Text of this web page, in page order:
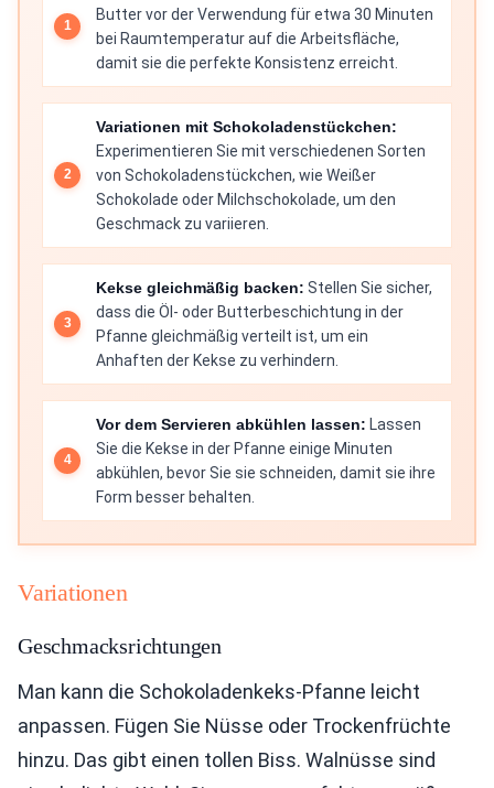
Butter vor der Verwendung für etwa 30 Minuten
bei Raumtemperatur auf die Arbeitsfläche,
damit sie die perfekte Konsistenz erreicht.
Variationen mit Schokoladenstückchen:
Experimentieren Sie mit verschiedenen Sorten
von Schokoladenstückchen, wie Weißer
Schokolade oder Milchschokolade, um den
Geschmack zu variieren.
Kekse gleichmäßig backen: Stellen Sie sicher,
dass die Öl- oder Butterbeschichtung in der
Pfanne gleichmäßig verteilt ist, um ein
Anhaften der Kekse zu verhindern.
Vor dem Servieren abkühlen lassen: Lassen
Sie die Kekse in der Pfanne einige Minuten
abkühlen, bevor Sie sie schneiden, damit sie ihre
Form besser behalten.
Variationen
Geschmacksrichtungen
Man kann die Schokoladenkeks-Pfanne leicht
anpassen. Fügen Sie Nüsse oder Trockenfrüchte
hinzu. Das gibt einen tollen Biss. Walnüsse sind